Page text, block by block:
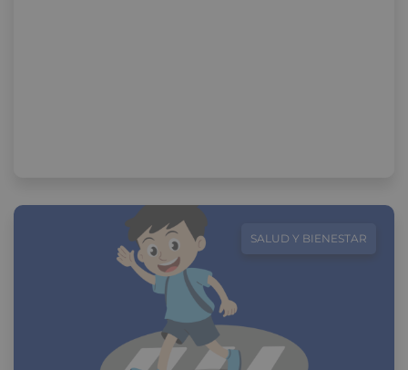
SALUD Y BIENESTAR